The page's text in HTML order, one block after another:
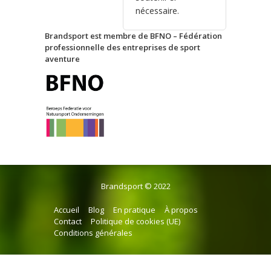
nécessaire.
Brandsport est membre de BFNO – Fédération
professionnelle des entreprises de sport
aventure
Brandsport © 2022
Accueil Blog En pratique
À propos
Contact
Politique de cookies (UE)
Conditions générales